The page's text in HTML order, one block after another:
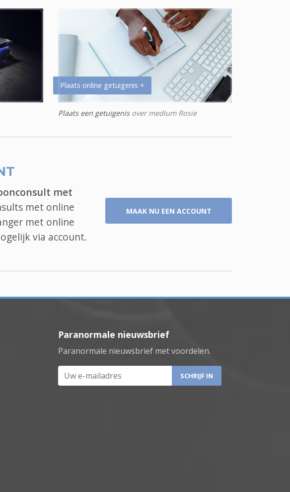
Plaats online getuigenis +
Plaats een getuigenisover medium Rosie
met
met online
met online
via account.
MAAK NU EEN ACCOUNT
Paranormale nieuwsbrief
Paranormale nieuwsbrief met voordelen.
Uw e-mailadres